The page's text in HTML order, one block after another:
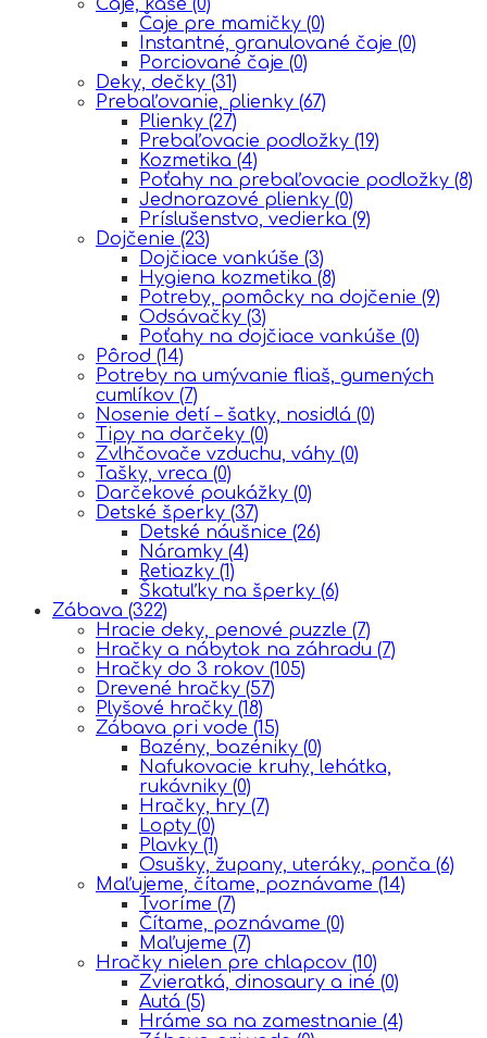
Čaje, kaše (0)
Čaje pre mamičky (0)
Instantné, granulované čaje (0)
Porciované čaje (0)
Deky, dečky (31)
Prebaľovanie, plienky (67)
Plienky (27)
Prebaľovacie podložky (19)
Kozmetika (4)
Poťahy na prebaľovacie podložky (8)
Jednorazové plienky (0)
Príslušenstvo, vedierka (9)
Dojčenie (23)
Dojčiace vankúše (3)
Hygiena kozmetika (8)
Potreby, pomôcky na dojčenie (9)
Odsávačky (3)
Poťahy na dojčiace vankúše (0)
Pôrod (14)
Potreby na umývanie fliaš, gumených
cumlíkov (7)
Nosenie detí – šatky, nosidlá (0)
Tipy na darčeky (0)
Zvlhčovače vzduchu, váhy (0)
Tašky, vreca (0)
Darčekové poukážky (0)
Detské šperky (37)
Detské náušnice (26)
Náramky (4)
Retiazky (1)
Škatuľky na šperky (6)
Zábava (322)
Hracie deky, penové puzzle (7)
Hračky a nábytok na záhradu (7)
Hračky do 3 rokov (105)
Drevené hračky (57)
Plyšové hračky (18)
Zábava pri vode (15)
Bazény, bazéniky (0)
Nafukovacie kruhy, lehátka,
rukávniky (0)
Hračky, hry (7)
Lopty (0)
Plavky (1)
Osušky, župany, uteráky, ponča (6)
Maľujeme, čítame, poznávame (14)
Tvoríme (7)
Čítame, poznávame (0)
Maľujeme (7)
Hračky nielen pre chlapcov (10)
Zvieratká, dinosaury a iné (0)
Autá (5)
Hráme sa na zamestnanie (4)